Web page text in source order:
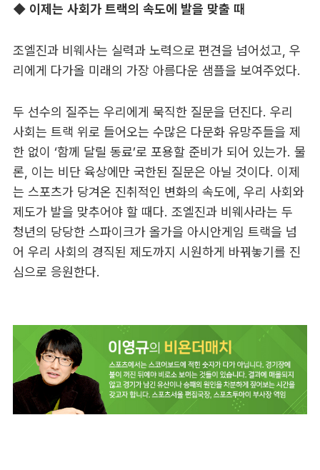
◆ 이제는 사회가 트랙의 속도에 발을 맞출 때
조엘진과 비웨사는 실력과 노력으로 편견을 넘어섰고, 우
리에게 다가올 미래의 가장 아름다운 샘플을 보여주었다.
두 선수의 질주는 우리에게 묵직한 질문을 던진다. 우리
사회는 트랙 위로 들어오는 수많은 다문화 유망주들을 제
한 없이 ‘함께 달릴 동료’로 포용할 준비가 되어 있는가. 물
론, 이는 비단 육상에만 국한된 질문은 아닐 것이다. 이제
는 스포츠가 당겨온 진취적인 변화의 속도에, 우리 사회와
제도가 발을 맞추어야 할 때다. 조엘진과 비웨사라는 두
청년의 당당한 스파이크가 올가을 아시안게임 트랙을 넘
어 우리 사회의 경직된 제도까지 시원하게 바꿔놓기를 진
심으로 응원한다.